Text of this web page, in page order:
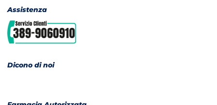
Assistenza
Dicono di noi